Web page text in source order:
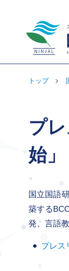
大学共同利
トップ
プ
始」
国立国語
築する
発、言語
プレス